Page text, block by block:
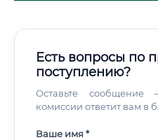
Есть вопросы по
поступлению?
Оставьте
комиссии ответит вам в
Ваше имя *